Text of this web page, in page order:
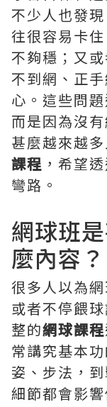
不少人也發
往很容易卡
不夠穩；又
不到網、正
心。這些問
而是因為沒
甚麼越來越
課程 ，希望
彎路。
網球班
麼內容？
很多人以為
或者不停餵
整的網球課程
常講究基本
姿、步法，
細節都會影